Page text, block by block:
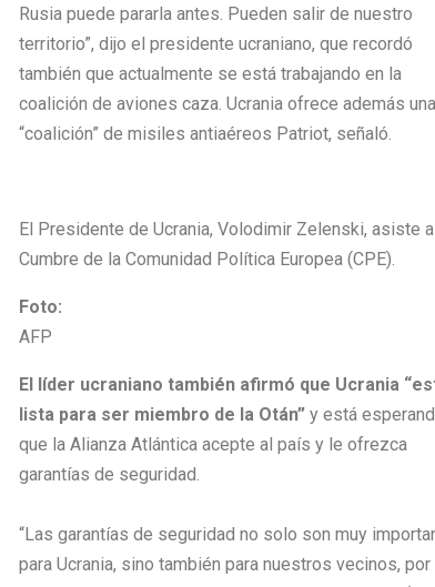
Rusia puede pararla antes. Pueden salir de nuestro
territorio”, dijo el presidente ucraniano, que recordó
también que actualmente se está trabajando en la
coalición de aviones caza. Ucrania ofrece además una
“coalición” de misiles antiaéreos Patriot, señaló.
El Presidente de Ucrania, Volodimir Zelenski, asiste
Cumbre de la Comunidad Política Europea (CPE).
Foto:
AFP
El líder ucraniano también afirmó que Ucrania
lista para ser miembro de la Otán”y está
que la Alianza Atlántica acepte al país y le ofrezca
garantías de seguridad.
“Las garantías de seguridad no solo son muy
para Ucrania, sino también para nuestros vecinos, por